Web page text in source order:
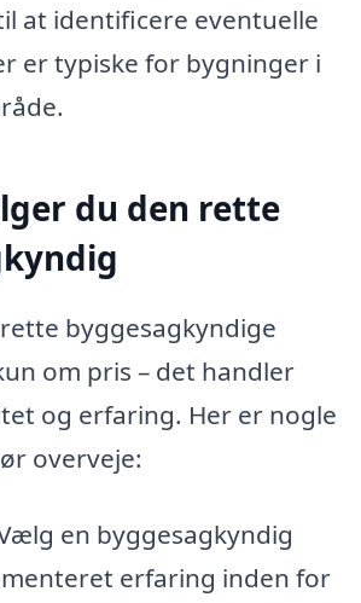
at identificere eventuelle
er typiske for bygninger i
du den rette
byggesagkyndige
om pris – det handler
og erfaring. Her er nogle
overveje:
en byggesagkyndig
erfaring inden for